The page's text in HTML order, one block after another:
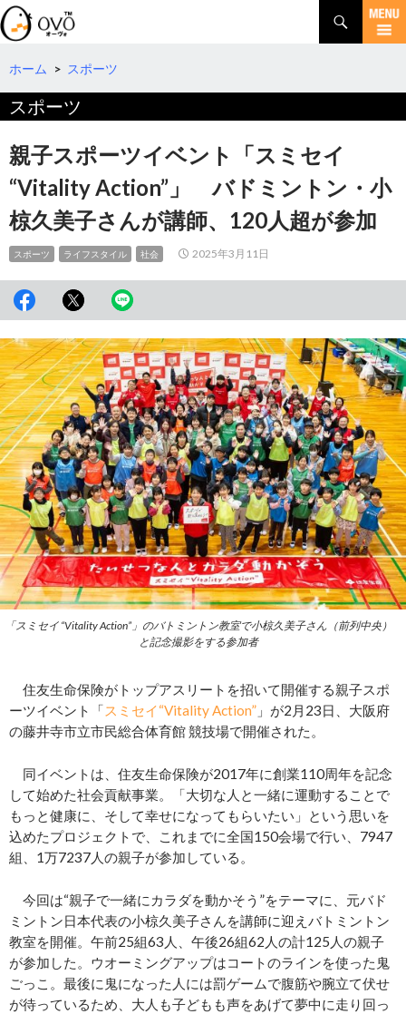
検
索
コ
テ
へ
移
動
ホーム > スポーツ
スポーツ
親子スポーツイベント「スミセイ
“Vitality Action”」 バドミントン・小
椋久美子さんが講師、120人超が参加
スポーツ ライフスタイル 社会 2025年3月11日
「スミセイ “Vitality Action”」のバトミントン教室で小椋久美子さん（前列中央）
と記念撮影をする参加者
住友生命保険がトップアスリートを招いて開催する親子スポ
ーツイベント「スミセイ“Vitality Action” 」が2月23日、大阪府
の藤井寺市立市民総合体育館 競技場で開催された。
同イベントは、住友生命保険が2017年に創業110周年を記念
して始めた社会貢献事業。「大切な人と一緒に運動することで
もっと健康に、そして幸せになってもらいたい」という思いを
込めたプロジェクトで、これまでに全国150会場で行い、7947
組、1万7237人の親子が参加している。
今回は“親子で一緒にカラダを動かそう”をテーマに、元バド
ミントン日本代表の小椋久美子さんを講師に迎えバトミントン
教室を開催。午前25組63人、午後26組62人の計125人の親子
が参加した。ウオーミングアップはコートのラインを使った鬼
ごっこ。最後に鬼になった人には罰ゲームで腹筋や腕立て伏せ
が待っているため、大人も子どもも声をあげて夢中に走り回っ